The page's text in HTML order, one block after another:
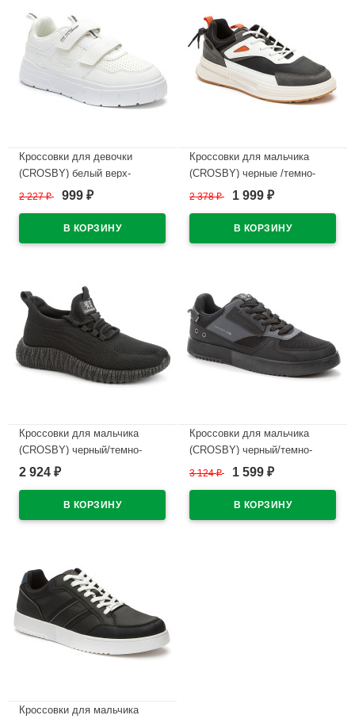
Кроссовки для девочки
(CROSBY) белый верх-
искусственная кожа/сетка
арт.248039/02-02
2 227₽ 999 ₽
Кроссовки для мальчика
(CROSBY) черные /темно-
серый верх-искусственный
искусственная кожа
размерный ряд 38-41
2 378₽ 1 999 ₽
Кроссовки для мальчика
(CROSBY) черный/темно-
серый верх-искуственная
артикул 447007/03-01
2 924 ₽
Кроссовки для мальчика
(CROSBY) черный/темно-
серый верх-искуственная
артикул 447002/04-02
3 124₽ 1 599 ₽
Кроссовки для мальчика